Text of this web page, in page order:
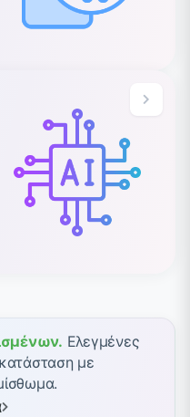
Ελεγμένες
με